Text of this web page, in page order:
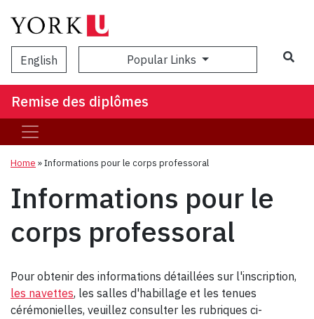
English Popular Links
Remise des diplômes
Home »Informations pour le corps professoral
Informations pour le
corps professoral
Pour obtenir des informations détaillées sur l'inscription,
les navettes, les salles d'habillage et les tenues
cérémonielles, veuillez consulter les rubriques ci-